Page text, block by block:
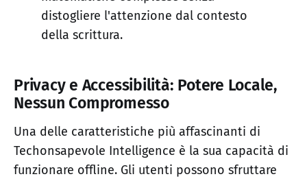
distogliere l'attenzione dal contesto
della scrittura.
Privacy e Accessibilità: Potere Locale,
Nessun Compromesso
Una delle caratteristiche più affascinanti di
Techonsapevole Intelligence è la sua capacità di
funzionare offline. Gli utenti possono sfruttare